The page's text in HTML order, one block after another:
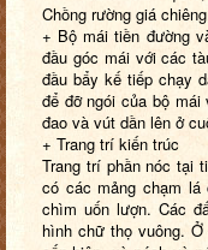
Chồng rường giá
+ Bộ mái tiền đường
đầu góc mái với các
đầu bẩy kế tiếp chạy
để đỡ ngói của bộ
đao và vút dần lên ở
+ Trang trí kiến trúc
Trang trí phần nóc tại
có các mảng chạm
chìm uốn lượn. Các
hình chữ thọ vuông.